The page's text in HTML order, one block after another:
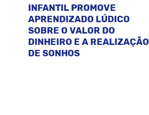
INFANTIL PROMOVE
APRENDIZADO LÚDICO
SOBRE O VALOR DO
DINHEIRO E A REALIZAÇÃO
DE SONHOS